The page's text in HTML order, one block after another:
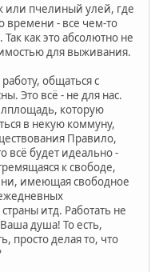
пчелиный улей, где
времени - все чем-то
как это абсолютно не
для выживания.
общаться с
Это всё - не для нас.
которую
в некую коммуну,
Правило,
всё будет идеально -
к свободе,
имеющая свободное
итд. Работать не
душа! То есть,
просто делая то, что